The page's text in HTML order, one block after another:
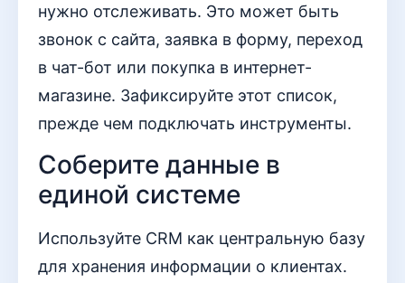
нужно отслеживать. Это может быть
звонок с сайта, заявка в форму, переход
в чат-бот или покупка в интернет-
магазине. Зафиксируйте этот список,
прежде чем подключать инструменты.
Соберите данные в
единой системе
Используйте CRM как центральную базу
для хранения информации о клиентах.